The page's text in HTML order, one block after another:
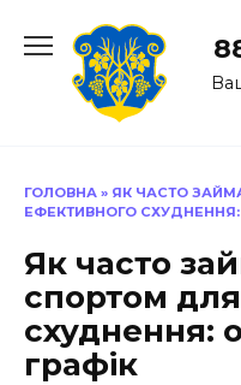
до
ГОЛОВНА » ЯК ЧАСТО
ЕФЕКТИВНОГО
Як часто
спортом
схуднення:
графік